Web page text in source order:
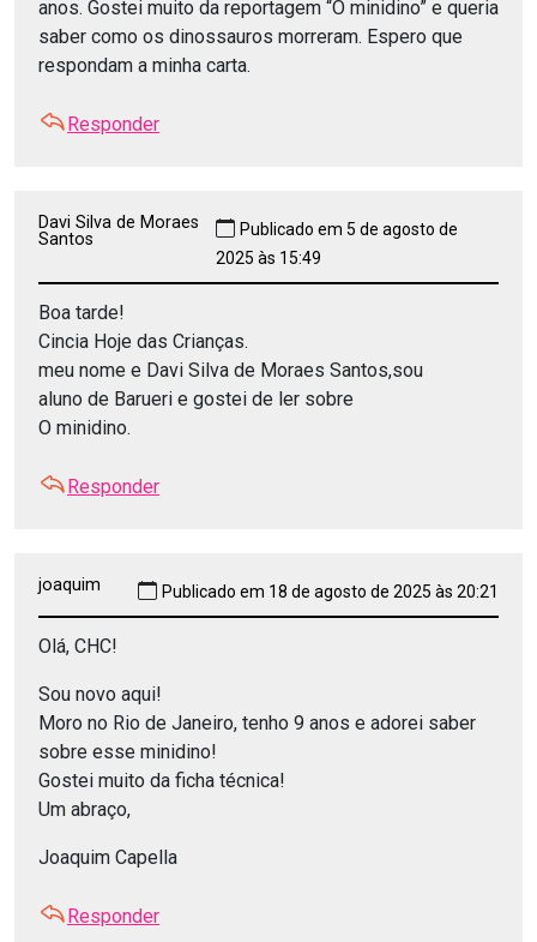
anos. Gostei muito da reportagem “O minidino” e queria
saber como os dinossauros morreram. Espero que
respondam a minha carta.
Responder
Davi Silva de Moraes
Santos
Publicado em 5 de agosto de
2025 às 15:49
Boa tarde!
Cincia Hoje das Crianças.
meu nome e Davi Silva de Moraes Santos,sou
aluno de Barueri e gostei de ler sobre
O minidino.
Responder
joaquim Publicado em 18 de agosto de 2025 às 20:21
Olá, CHC!
Sou novo aqui!
Moro no Rio de Janeiro, tenho 9 anos e adorei saber
sobre esse minidino!
Gostei muito da ficha técnica!
Um abraço,
Joaquim Capella
Responder